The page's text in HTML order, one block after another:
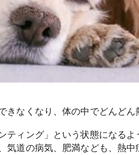
なくなり、体の中でどんどん
ティング」という状態になる
道の病気、肥満なども、熱中